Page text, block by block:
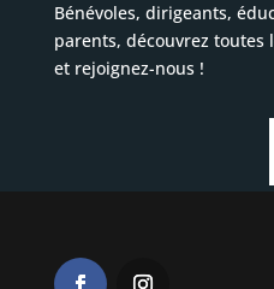
Bénévoles, dirigeants,
parents, découvrez toutes
et rejoignez-nous !